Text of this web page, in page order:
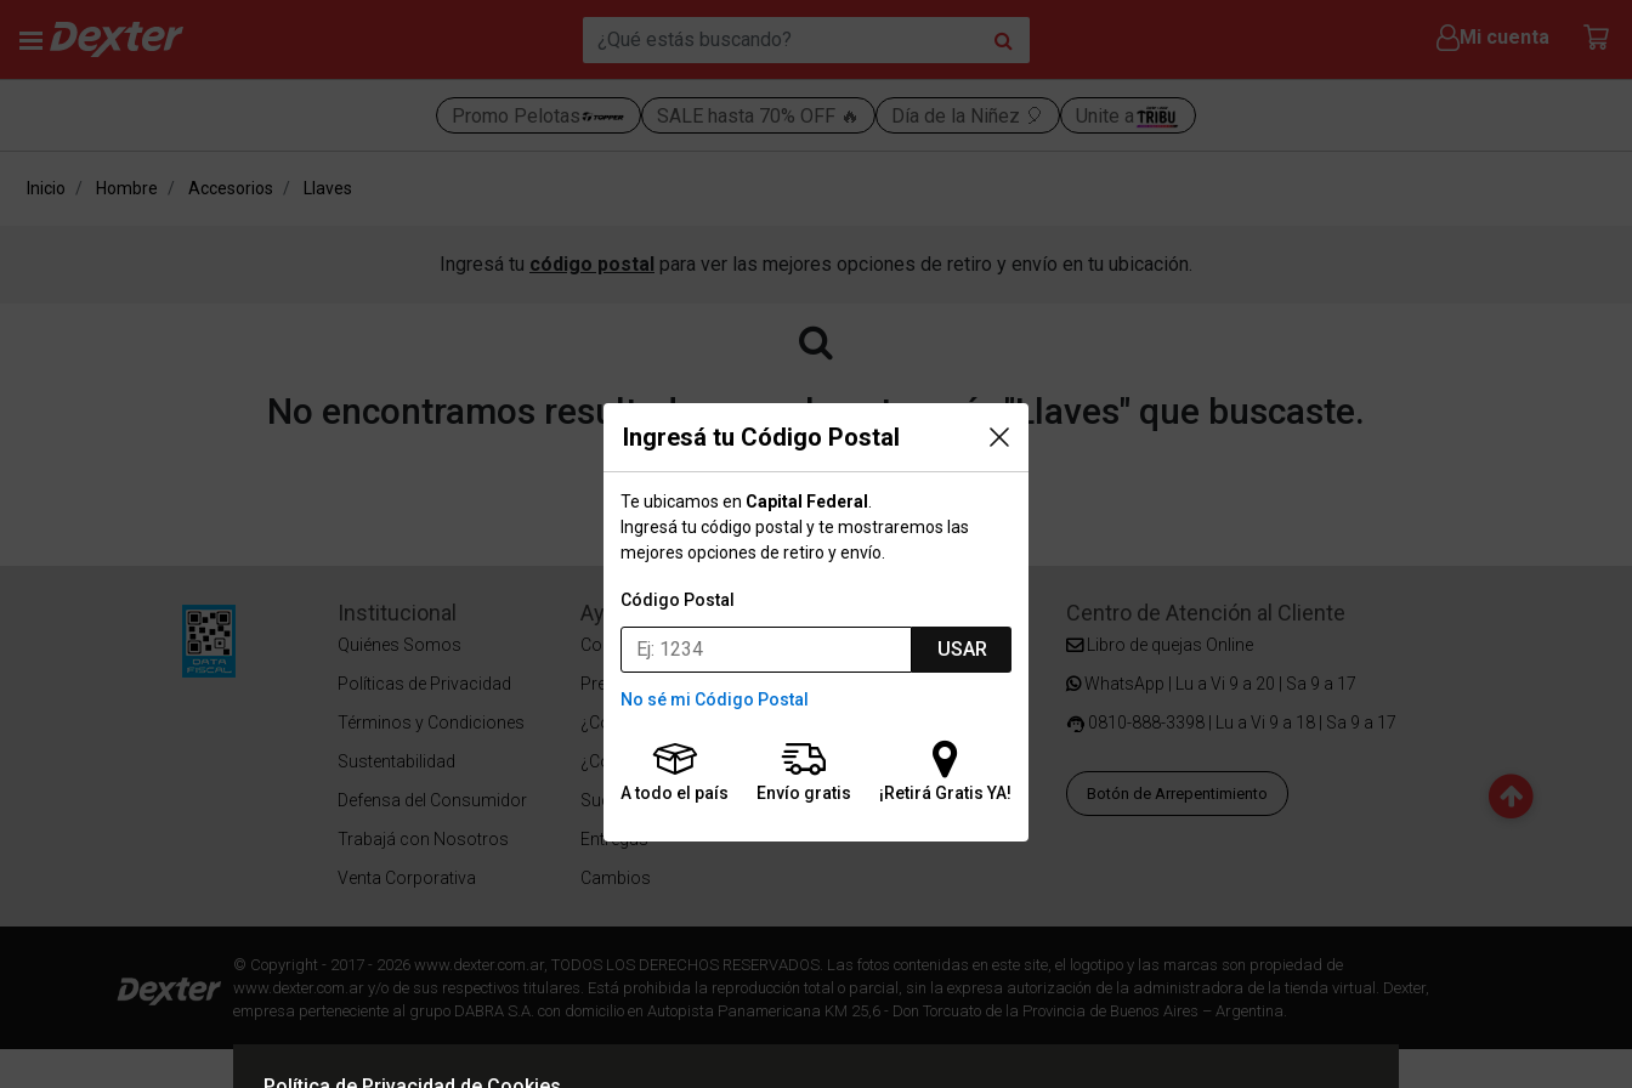
Mi cuenta
Promo Pelotas SALE hasta 70% OFF 🔥 Día de la Niñez 🎈 Unite a
Ingresá tu Código Postal
Te ubicamos en Capital Federal
Ingresá tu código postal y te mostraremos las
mejores opciones de retiro y envío.
Código Postal
USAR
No sé mi Código Postal
A todo el país Envío gratis ¡Retirá Gratis YA!
Inicio Hombre Accesorios Llaves
Ingresá tu código postal para ver las mejores opciones de retiro y envío en tu ubicación.
No encontramos resultados para la categoría "Llaves" que buscaste.
Volver a la página de inicio
Institucional
Quiénes Somos
Políticas de Privacidad
Términos y Condiciones
Sustentabilidad
Defensa del Consumidor
Trabajá con Nosotros
Venta Corporativa
Ayuda
Condiciones de pago
Preguntas Frecuentes
¿Cómo comprar?
¿Cómo medir tu talle?
Sucursales
Entregas
Cambios
Centro de Atención al Cliente
Libro de quejas Online
WhatsApp | Lu a Vi 9 a 20 | Sa 9 a 17
0810-888-3398 | Lu a Vi 9 a 18 | Sa 9 a 17
Botón de Arrepentimiento
© Copyright - 2017 - 2026 www.dexter.com.ar, TODOS LOS DERECHOS RESERVADOS. Las fotos contenidas en este site, el logotipo y las marcas son propiedad de
www.dexter.com.ar y/o de sus respectivos titulares. Está prohibida la reproducción total o parcial, sin la expresa autorización de la administradora de la tienda virtual. Dexter,
empresa perteneciente al grupo DABRA S.A. con domicilio en Autopista Panamericana KM 25,6 - Don Torcuato de la Provincia de Buenos Aires – Argentina.